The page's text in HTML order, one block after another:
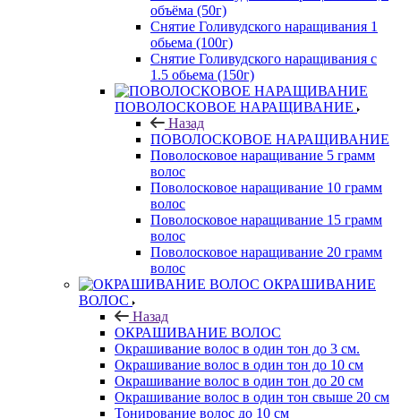
объёма (50г)
Снятие Голивудского наращивания 1
обьема (100г)
Снятие Голивудского наращивания с
1.5 обьема (150г)
ПОВОЛОСКОВОЕ НАРАЩИВАНИЕ
Назад
ПОВОЛОСКОВОЕ НАРАЩИВАНИЕ
Поволосковое наращивание 5 грамм
волос
Поволосковое наращивание 10 грамм
волос
Поволосковое наращивание 15 грамм
волос
Поволосковое наращивание 20 грамм
волос
ОКРАШИВАНИЕ
ВОЛОС
Назад
ОКРАШИВАНИЕ ВОЛОС
Окрашивание волос в один тон до 3 см.
Окрашивание волос в один тон до 10 см
Окрашивание волос в один тон до 20 см
Окрашивание волос в один тон свыше 20 см
Тонирование волос до 10 см